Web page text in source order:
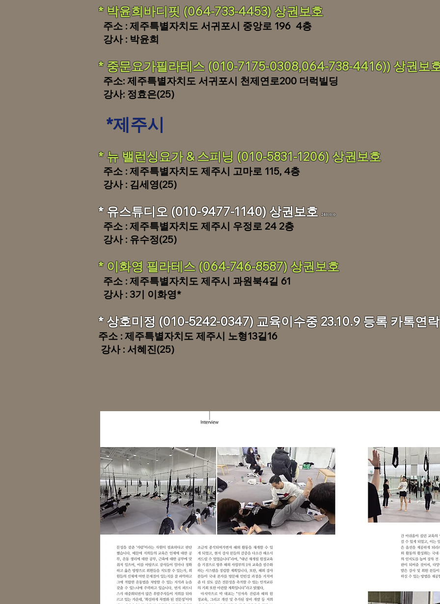
​​* 박윤희바디핏 (064-733-4453) 상권보호
​ 주소 : 제주특별자치도 서귀포시 중앙로 196 4층
​ 강사 : 박윤희
*중문요가필라테스 (010-7175-0308,064-738-4416)) 상권보
주소: 제주특별자치도 서귀포시 천제연로200 더럭빌딩
강사: 정효은(25)
*제주시
​​* 뉴 밸런싱요가 & 스피닝 (010-5831-1206) 상권보호
​ 주소 : 제주특별자치도 제주시 고마로 115, 4층
​ 강사 : 김세영(25)
* 유스튜디오 (010-9477-1140) 상권보호 24미이수
​ 주소 : 제주특별자치도 제주시 우정로 24 2층
​ 강사 : 유수정(25)
* 이화영 필라테스 (064-746-8587) 상권보호​
주소 : 제주특별자치도 제주시 과원북4길 61
​ 강사 : 3기 이화영*
* 상호미정 (010-5242-0347) 교육이수중 23.10.9 등록 카톡연
주소 : 제주특별자치도 제주시 노형13길16
​ 강사 : 서혜진(25)